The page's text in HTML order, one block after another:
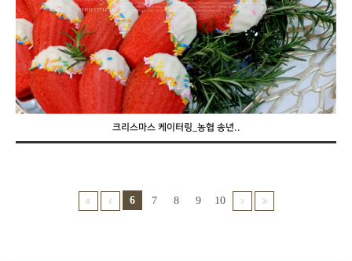
크리스마스 케이터링_농협 송년..
6 7 8 9 10